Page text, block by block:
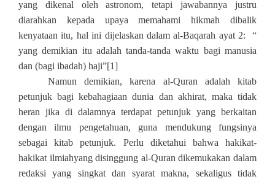
yang dikenal oleh astronom, tetapi jawabannya justru
diarahkan kepada upaya memahami hikmah dibalik
kenyataan itu, hal ini dijelaskan dalam al-Baqarah ayat 2: “
yang demikian itu adalah tanda-tanda waktu bagi manusia
dan (bagi ibadah) haji”[1]
Namun demikian, karena al-Quran adalah kitab
petunjuk bagi kebahagiaan dunia dan akhirat, maka tidak
heran jika di dalamnya terdapat petunjuk yang berkaitan
dengan ilmu pengetahuan, guna mendukung fungsinya
sebagai kitab petunjuk. Perlu diketahui bahwa hakikat-
hakikat ilmiahyang disinggung al-Quran dikemukakan dalam
redaksi yang singkat dan syarat makna, sekaligus tidak